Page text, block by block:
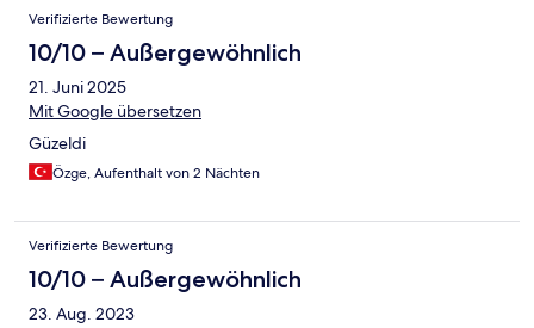
Verifizierte Bewertung
10/10 – Außergewöhnlich
21. Juni 2025
Mit Google übersetzen
Güzeldi
Özge, Aufenthalt von 2 Nächten
Verifizierte Bewertung
10/10 – Außergewöhnlich
23. Aug. 2023